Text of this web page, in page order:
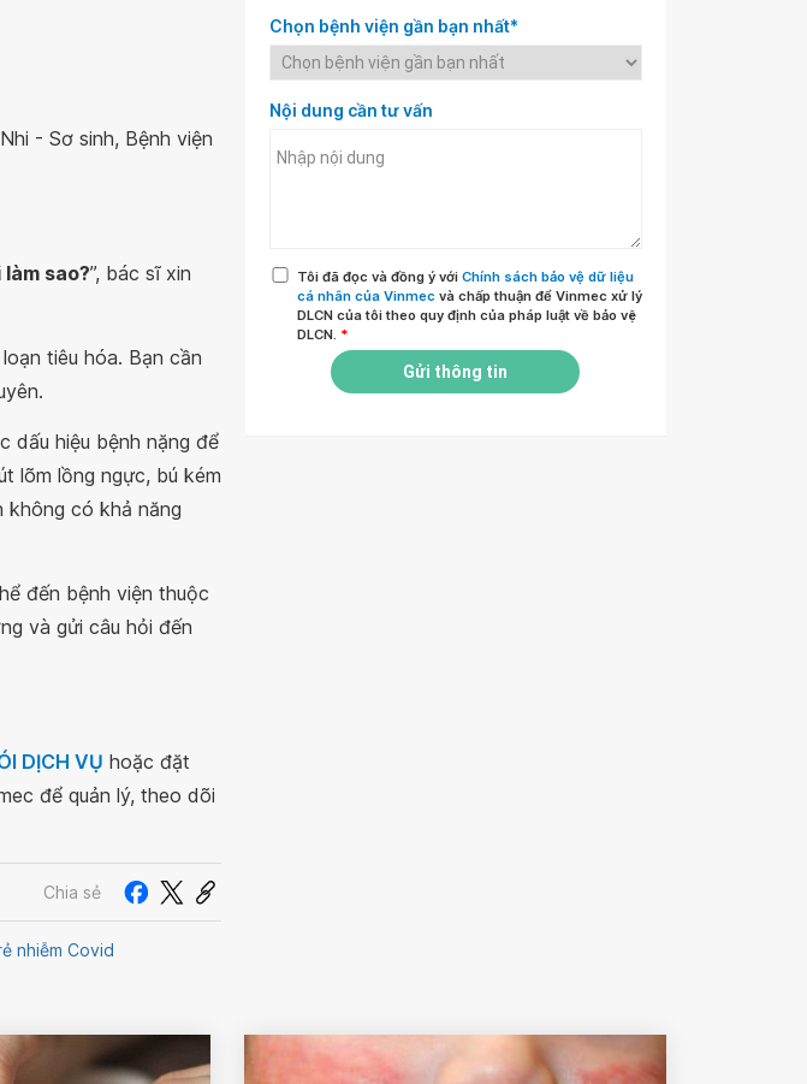
- Sơ sinh, Bệnh viện
sao?”, bác sĩ xin
tiêu hóa. Bạn cần
dấu hiệu bệnh nặng để
lõm lồng ngực, bú kém
không có khả năng
đến bệnh viện thuộc
và gửi câu hỏi đến
DỊCH VỤ hoặc đặt
để quản lý, theo dõi
Chia sẻ
nhiễm Covid
Chọn bệnh viện gần bạn nhất*
Nội dung cần tư vấn
Tôi đã đọc và đồng ý với Chính sách bảo vệ dữ liệu
cá nhân của Vinmec và chấp thuận để Vinmec xử lý
DLCN của tôi theo quy định của pháp luật về bảo vệ
DLCN. *
Gửi thông tin